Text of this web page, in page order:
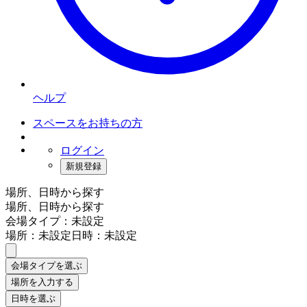
ヘルプ
スペースをお持ちの方
ログイン
新規登録
場所、日時から探す
場所、日時から探す
会場タイプ：未設定
場所：未設定日時：未設定
会場タイプを選ぶ
場所を入力する
日時を選ぶ